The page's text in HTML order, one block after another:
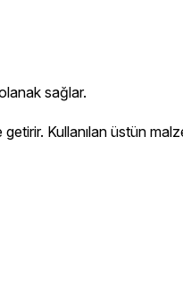
sağlar.
Kullanılan üstün